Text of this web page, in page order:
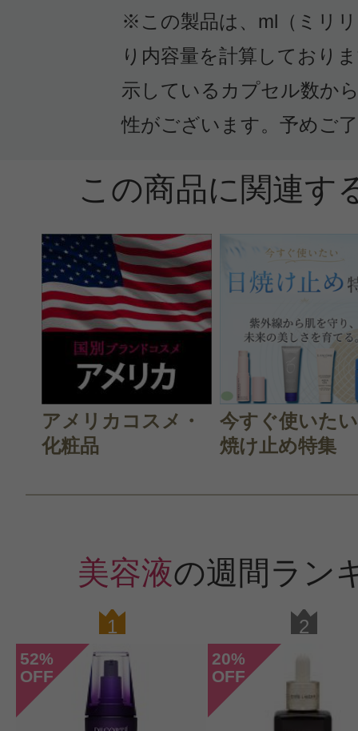
用ですが、とても浸透が良く、たま
軽い感じですが保湿はしっかりして
じで、名前の通り毎日のお供とい
す。スキンケアの消費期限や、衛生
投稿日：2023年05月
BEE 様
／60代以上
感じた効能：うるおい/毛穴/たるみ
購入品：セラマイドカプセル デイリ
トリング セラム
もう何年も使っています。ひとつの
ています。前月より安く購入できた
です。
※この製品は、ml（ミリ
り内容量を計算しており
示しているカプセル数か
性がございます。予めご
この商品に関連す
アメリカコスメ・
化粧品
今すぐ使いた
焼け止め特集
美容液の週間ラン
1
52%
OFF
2
20%
OFF